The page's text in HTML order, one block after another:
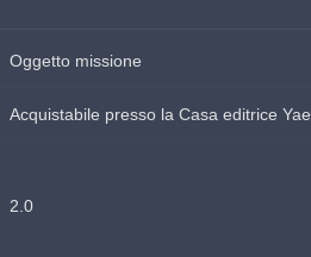
Oggetto missione
Acquistabile presso la Casa editrice Yae
2.0